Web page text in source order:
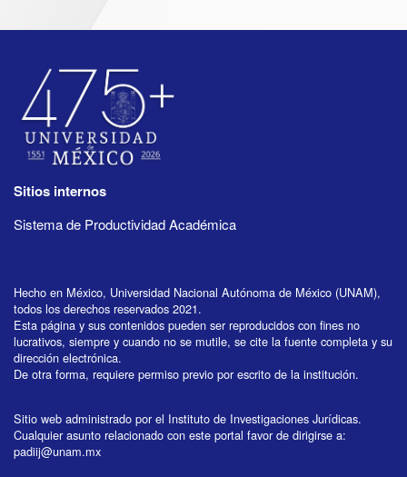
Sitios internos
Sistema de Productividad Académica
Hecho en México, Universidad Nacional Autónoma de México (UNAM),
todos los derechos reservados 2021.
Esta página y sus contenidos pueden ser reproducidos con fines no
lucrativos, siempre y cuando no se mutile, se cite la fuente completa y su
dirección electrónica.
De otra forma, requiere permiso previo por escrito de la institución.
Sitio web administrado por el Instituto de Investigaciones Jurídicas.
Cualquier asunto relacionado con este portal favor de dirigirse a:
padiij@unam.mx